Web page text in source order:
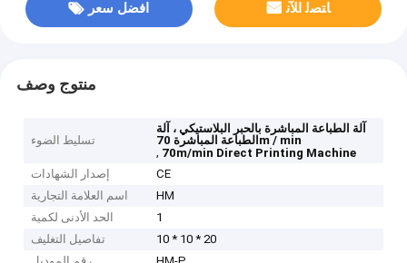
افضل سعر ﺎﺘﺼﻟ ﺍﻶﻧ
منتوج وصف
تسليط الضوء
آلة الطباعة المباشرة بالحبر البلاستيكي ، آلة
الطباعة المباشرة 70m / min
, 70m/min Direct Printing Machine
إصدار الشهادات
CE
اسم العلامة التجارية
HM
الحد الأدنى لكمية
1
تفاصيل التغليف
10 * 10 * 20